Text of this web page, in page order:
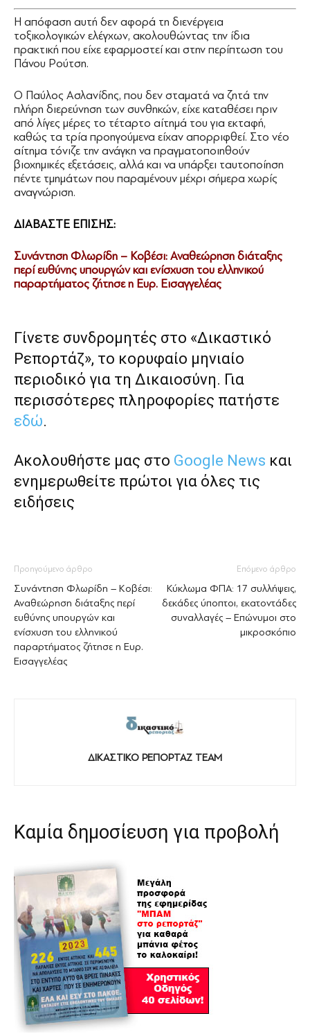
Η απόφαση αυτή δεν αφορά τη διενέργεια
τοξικολογικών ελέγχων, ακολουθώντας την ίδια
πρακτική που είχε εφαρμοστεί και στην περίπτωση του
Πάνου Ρούτση.
Ο Παύλος Ασλανίδης, που δεν σταματά να ζητά την
πλήρη διερεύνηση των συνθηκών, είχε καταθέσει πριν
από λίγες μέρες το τέταρτο αίτημά του για εκταφή,
καθώς τα τρία προηγούμενα είχαν απορριφθεί. Στο νέο
αίτημα τόνιζε την ανάγκη να πραγματοποιηθούν
βιοχημικές εξετάσεις, αλλά και να υπάρξει ταυτοποίηση
πέντε τμημάτων που παραμένουν μέχρι σήμερα χωρίς
αναγνώριση.
ΔΙΑΒΑΣΤΕ ΕΠΙΣΗΣ:
Συνάντηση Φλωρίδη – Κοβέσι: Αναθεώρηση διάταξης
περί ευθύνης υπουργών και ενίσχυση του ελληνικού
παραρτήματος ζήτησε η Ευρ. Εισαγγελέας
Γίνετε συνδρομητές στο «Δικαστικό
Ρεπορτάζ», το κορυφαίο μηνιαίο
περιοδικό για τη Δικαιοσύνη. Για
περισσότερες πληροφορίες πατήστε
εδώ.
Ακολουθήστε μας στο Google News και
ενημερωθείτε πρώτοι για όλες τις
ειδήσεις
Προηγούμενο άρθρο
Συνάντηση Φλωρίδη – Κοβέσι:
Αναθεώρηση διάταξης περί
ευθύνης υπουργών και
ενίσχυση του ελληνικού
παραρτήματος ζήτησε η Ευρ.
Εισαγγελέας
Επόμενο άρθρο
Κύκλωμα ΦΠΑ: 17 συλλήψεις,
δεκάδες ύποπτοι, εκατοντάδες
συναλλαγές – Επώνυμοι στο
μικροσκόπιο
ΔΙΚΑΣΤΙΚΟ ΡΕΠΟΡΤΑΖ TEAM
Καμία δημοσίευση για προβολή